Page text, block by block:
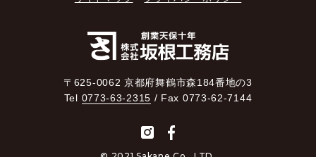
〒625-0062 京都府舞鶴市森184番地の3
Tel 0773-63-2315 / Fax 0773-62-7144